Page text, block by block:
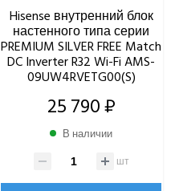
Hisense внутренний блок
настенного типа серии
PREMIUM SILVER FREE Match
DC Inverter R32 Wi-Fi AMS-
09UW4RVETG00(S)
25 790 ₽
В наличии
шт